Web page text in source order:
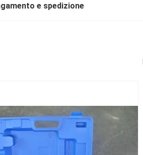
e spedizione